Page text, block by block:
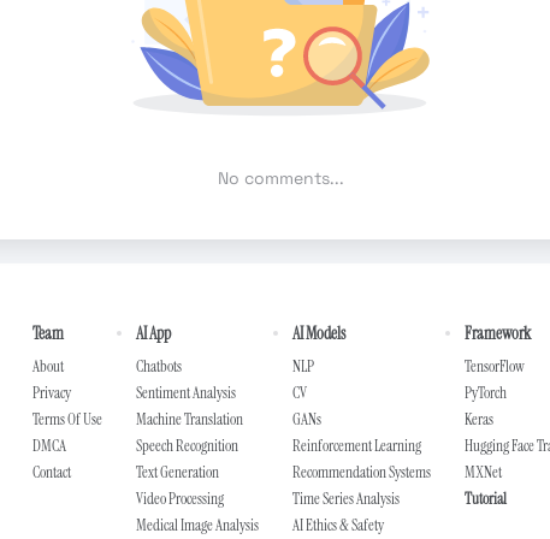
No comments...
Team
About
Privacy
Terms Of Use
DMCA
Contact
AI App
Chatbots
Sentiment Analysis
Machine Translation
Speech Recognition
Text Generation
Video Processing
Medical Image Analysis
AI Models
NLP
CV
GANs
Reinforcement Learning
Recommendation Systems
Time Series Analysis
AI Ethics & Safety
Framework
TensorFlow
PyTorch
Keras
Hugging Face
MXNet
Tutorial